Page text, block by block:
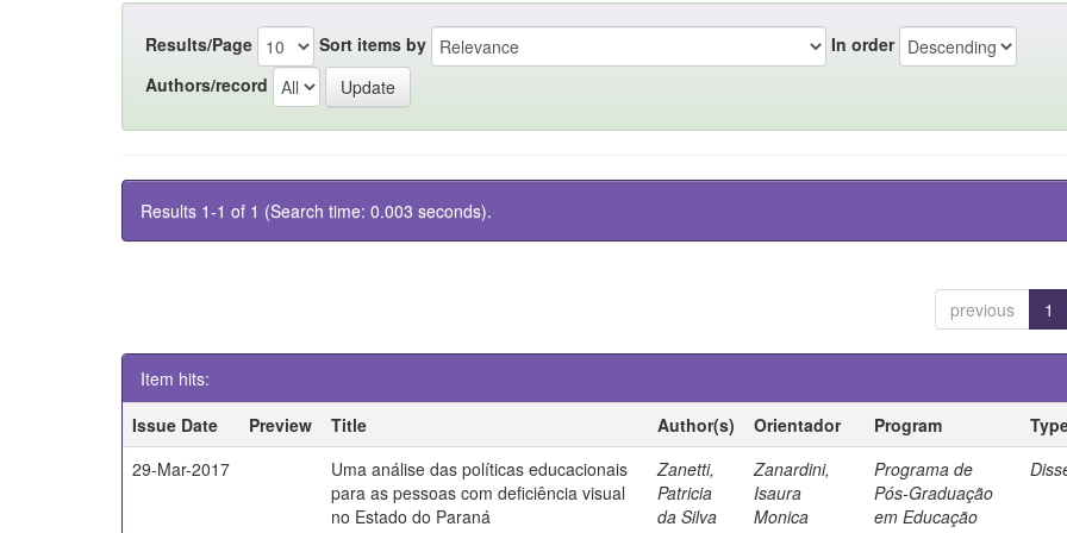
Results/Page Sort items by
In order
Authors/record
Results 1-1 of 1 (Search time: 0.003 seconds).
previous 1
Item hits:
Issue Date
Preview Title Author(s) Orientador Program
29-Mar-2017
Uma análise das políticas educacionais
para as pessoas com deficiência visual
no Estado do Paraná
Zanetti,
Patricia
da Silva
Zanardini,
Isaura
Monica
Programa de
Pós-Graduação
em Educação